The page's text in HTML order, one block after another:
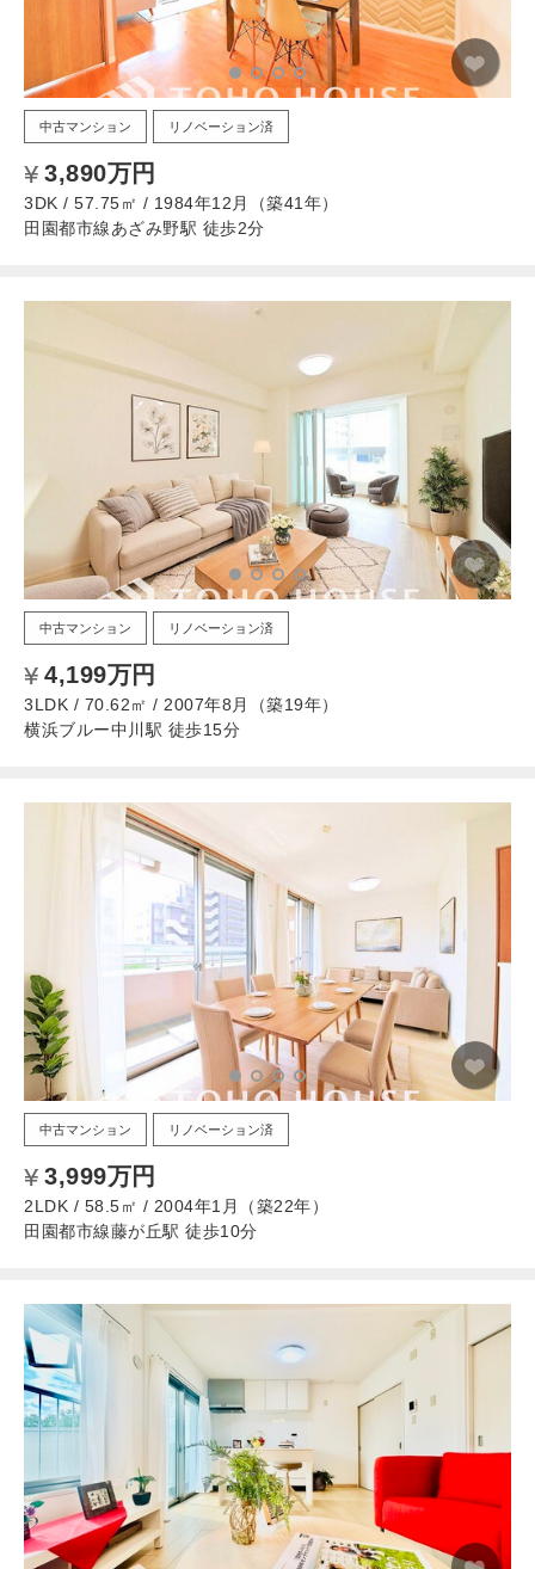
中古マンション リノベーション済
3,890万円
3DK / 57.75㎡ / 1984年12月（築41年）
田園都市線あざみ野駅 徒歩2分
中古マンション リノベーション済
4,199万円
3LDK / 70.62㎡ / 2007年8月（築19年）
横浜ブルー中川駅 徒歩15分
中古マンション リノベーション済
3,999万円
2LDK / 58.5㎡ / 2004年1月（築22年）
田園都市線藤が丘駅 徒歩10分